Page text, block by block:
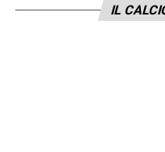
difendereperIL